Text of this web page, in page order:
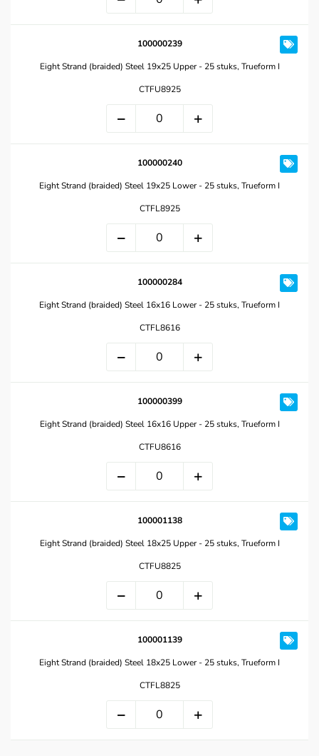
100000239
Eight Strand (braided) Steel 19x25 Upper - 25 stuks, Trueform I
CTFU8925
100000240
Eight Strand (braided) Steel 19x25 Lower - 25 stuks, Trueform I
CTFL8925
100000284
Eight Strand (braided) Steel 16x16 Lower - 25 stuks, Trueform I
CTFL8616
100000399
Eight Strand (braided) Steel 16x16 Upper - 25 stuks, Trueform I
CTFU8616
100001138
Eight Strand (braided) Steel 18x25 Upper - 25 stuks, Trueform I
CTFU8825
100001139
Eight Strand (braided) Steel 18x25 Lower - 25 stuks, Trueform I
CTFL8825